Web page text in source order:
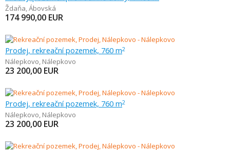
Ždaňa,Ábovská
174 990,00 EUR
Prodej, rekreační pozemek, 760 m2
Nálepkovo, Nálepkovo
23 200,00 EUR
Prodej, rekreační pozemek, 760 m2
Nálepkovo, Nálepkovo
23 200,00 EUR